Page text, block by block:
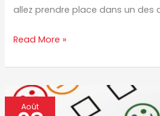
allez prendre place dans un des
Read More »
Août
Toujours